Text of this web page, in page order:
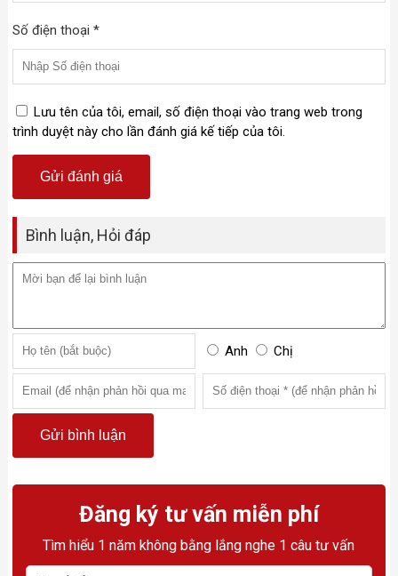
Số điện thoại *
Lưu tên của tôi, email, số điện thoại vào trang web trong
trình duyệt này cho lần đánh giá kế tiếp của tôi.
Bình luận, Hỏi đáp
Anh Chị
Đăng ký tư vấn miễn phí
Tìm hiểu 1 năm không bằng lắng nghe 1 câu tư vấn